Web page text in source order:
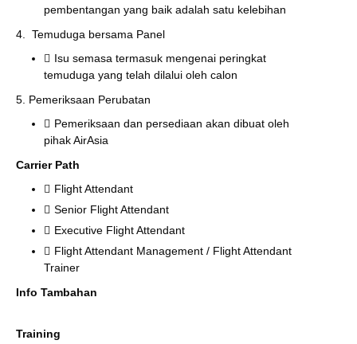
pembentangan yang baik adalah satu kelebihan
4. Temuduga bersama Panel
Isu semasa termasuk mengenai peringkat
temuduga yang telah dilalui oleh calon
5. Pemeriksaan Perubatan
Pemeriksaan dan persediaan akan dibuat oleh
pihak AirAsia
Carrier Path
Flight Attendant
Senior Flight Attendant
Executive Flight Attendant
Flight Attendant Management / Flight Attendant
Trainer
Info Tambahan
Training